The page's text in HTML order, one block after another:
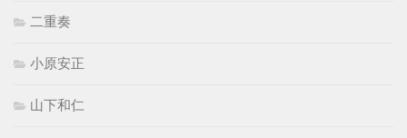
二重奏
小原安正
山下和仁